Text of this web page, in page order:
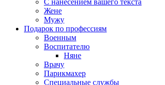
С нанесением вашего текста
Жене
Мужу
Подарок по профессиям
Военным
Воспитателю
Няне
Врачу
Парикмахер
Специальные службы